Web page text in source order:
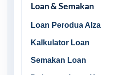
Loan & Semakan
Loan Perodua Alza
Kalkulator Loan
Semakan Loan